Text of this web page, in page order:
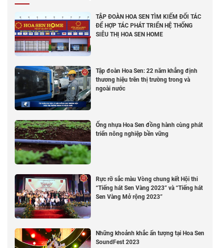
TẬP ĐOÀN HOA SEN TÌM KIẾM ĐỐI TÁC
ĐỂ HỢP TÁC PHÁT TRIỂN HỆ THỐNG
SIÊU THỊ HOA SEN HOME
Tập đoàn Hoa Sen: 22 năm khẳng định
thương hiệu trên thị trường trong và
ngoài nước
Ống nhựa Hoa Sen đồng hành cùng phát
triển nông nghiệp bền vững
Rực rỡ sắc màu Vòng chung kết Hội thi
“Tiếng hát Sen Vàng 2023” và “Tiếng hát
Sen Vàng Mở rộng 2023”
Những khoảnh khắc ấn tượng tại Hoa Sen
SoundFest 2023